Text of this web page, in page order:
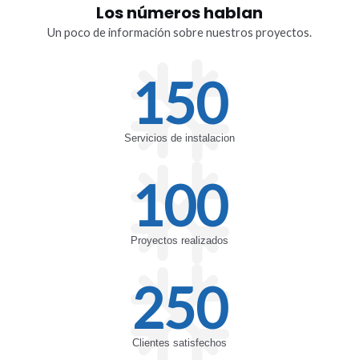
Los números hablan
Un poco de información sobre nuestros proyectos.
150
Servicios de instalacion
100
Proyectos realizados
250
Clientes satisfechos